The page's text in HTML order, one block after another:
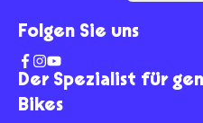
Der Spezialist für
Bikes
Folgen Sie uns